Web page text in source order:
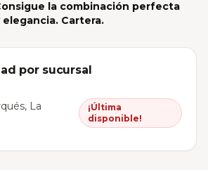
la combinación perfecta
Cartera.
por sucursal
La
¡Última
disponible!